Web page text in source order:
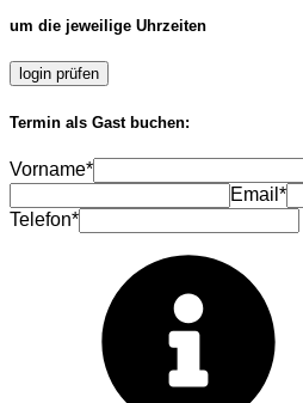
um die jeweilige Uhrzeiten
login prüfen
Termin als Gast buchen:
Vorname*
Email*
Telefon*